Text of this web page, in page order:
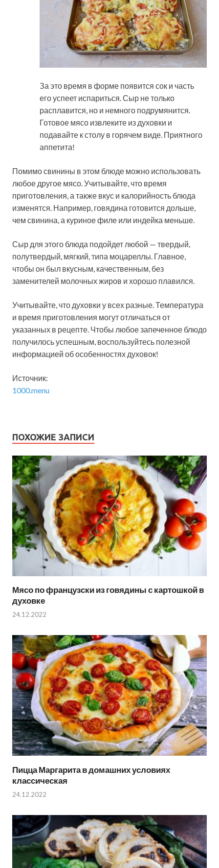
За это время в форме появится сок и часть
его успеет испариться. Сыр не только
расплавится, но и немного подрумянится.
Готовое мясо извлеките из духовки и
подавайте к столу в горячем виде. Приятного
аппетита!
Помимо свинины в этом блюде можно использовать
любое другое мясо. Учитывайте, что время
приготовления, а также вкус и калорийность блюда
изменятся. Например, говядина готовится дольше,
чем свинина, а куриное филе или индейка меньше.
Сыр для этого блюда подойдет любой — твердый,
полутвердый, мягкий, типа моцареллы. Главное,
чтобы он был вкусным, качественным, без
заменителей молочных жиров и хорошо плавился.
Учитывайте, что духовки у всех разные. Температура
и время приготовления могут отличаться от
указанных в рецепте. Чтобы любое запеченное блюдо
получилось успешным, воспользуйтесь полезной
информацией об особенностях духовок!
Источник:
1000.menu
ПОХОЖИЕ ЗАПИСИ
Мясо по французски из говядины с картошкой в
духовке
24.12.2022
Пицца Маргарита в домашних условиях
классическая
24.12.2022